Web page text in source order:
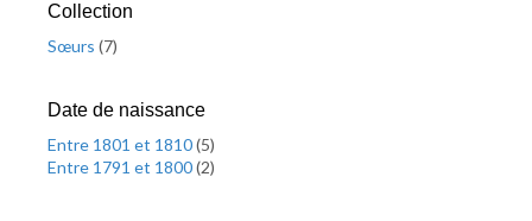
Collection
Sœurs (7)
Date de naissance
Entre 1801 et 1810(5)
Entre 1791 et 1800(2)